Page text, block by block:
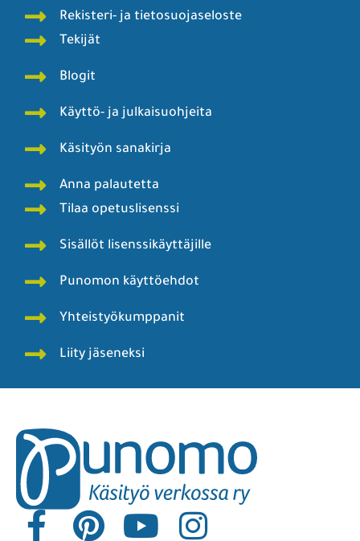
Rekisteri- ja tietosuojaseloste
Tekijät
Blogit
Käyttö- ja julkaisuohjeita
Käsityön sanakirja
Anna palautetta
Tilaa opetuslisenssi
Sisällöt lisenssikäyttäjille
Punomon käyttöehdot
Yhteistyökumppanit
Liity jäseneksi